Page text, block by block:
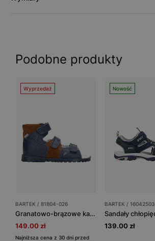
Podobne produkty
Wyprzedaż
BARTEK / 81804-026
Granatowo-brązowe kapcie profilaktyczne BARTEK 81804-026
149.00 zł
Najniższa cena z 30 dni przed
Nowość
BARTEK / 16042503
139.00 zł